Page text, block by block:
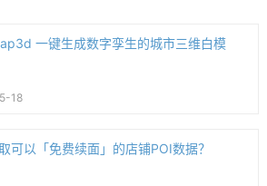
一键生成数字孪生的城市三维白模
18
可以「免费续面」的店铺POI数据？